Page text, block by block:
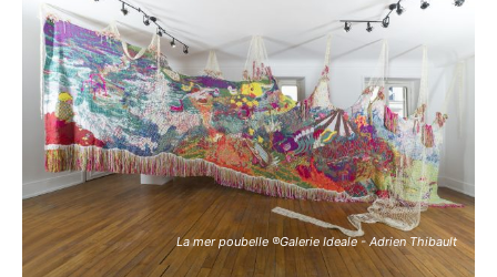
La mer poubelle ®Galerie Ideale - Adrien Thibault